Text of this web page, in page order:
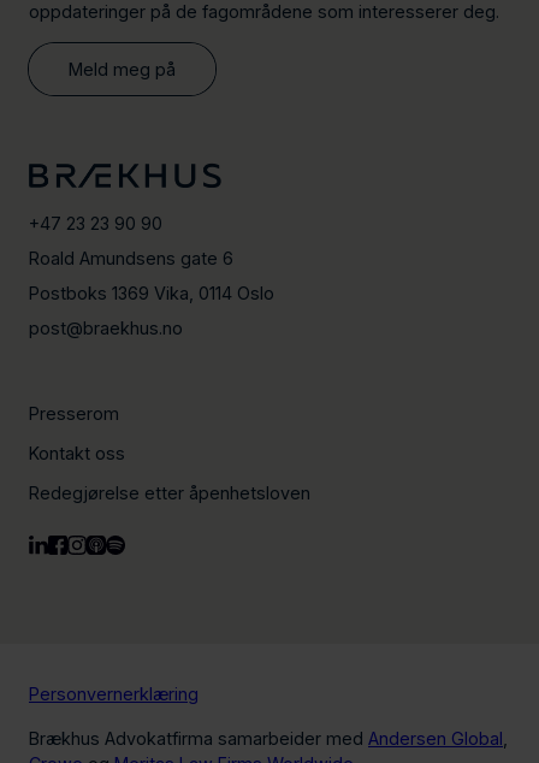
oppdateringer på de fagområdene som interesserer deg.
Meld meg på
+47 23 23 90 90
Roald Amundsens gate 6
Postboks 1369 Vika, 0114 Oslo
post@braekhus.no
Presserom
Kontakt oss
Redegjørelse etter åpenhetsloven
Personvernerklæring
Brækhus Advokatfirma samarbeider med Andersen Global